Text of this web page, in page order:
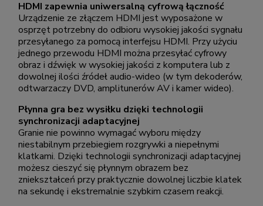
HDMI zapewnia uniwersalną cyfrową łączność
Urządzenie ze złączem HDMI jest wyposażone w
osprzęt potrzebny do odbioru wysokiej jakości sygnału
przesyłanego za pomocą interfejsu HDMI. Przy użyciu
jednego przewodu HDMI można przesyłać cyfrowy
obraz i dźwięk w wysokiej jakości z komputera lub z
dowolnej ilości źródeł audio-wideo (w tym dekoderów,
odtwarzaczy DVD, amplitunerów AV i kamer wideo).
Płynna gra bez wysiłku dzięki technologii
synchronizacji adaptacyjnej
Granie nie powinno wymagać wyboru między
niestabilnym przebiegiem rozgrywki a niepełnymi
klatkami. Dzięki technologii synchronizacji adaptacyjnej
możesz cieszyć się płynnym obrazem bez
zniekształceń przy praktycznie dowolnej liczbie klatek
na sekundę i ekstremalnie szybkim czasem reakcji.